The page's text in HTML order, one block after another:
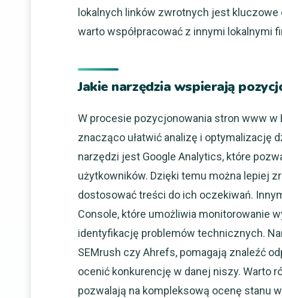
lokalnych linków zwrotnych jest
warto współpracować z innymi lokalnymi
Jakie narzędzia wspierają
W procesie pozycjonowania stron www w
znacząco ułatwić analizę i optymalizację
narzędzi jest Google Analytics, które
użytkowników. Dzięki temu można lepiej
dostosować treści do ich oczekiwań.
Console, które umożliwia monitorowanie
identyfikację problemów technicznych.
SEMrush czy Ahrefs, pomagają znaleźć
ocenić konkurencję w danej niszy. Warto
pozwalają na kompleksową ocenę stanu